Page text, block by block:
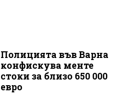
Полицията във Варна
конфискува менте
стоки за близо 650 000
евро